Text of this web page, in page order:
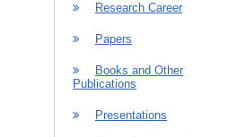
Research Career
Papers
Books and Other
Publications
Presentations